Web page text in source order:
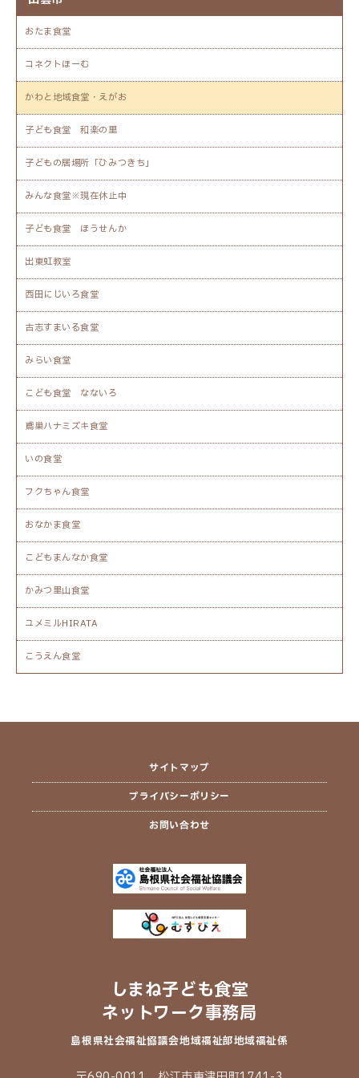
おたま食堂
コネクトほーむ
かわと地域食堂・えがお
子ども食堂 和楽の里
子どもの居場所「ひみつきち」
みんな食堂※現在休止中
子ども食堂 ほうせんか
出東虹教室
西田にじいろ食堂
古志すまいる食堂
みらい食堂
こども食堂 なないろ
鳶巣ハナミズキ食堂
いの食堂
フクちゃん食堂
おなかま食堂
こどもまんなか食堂
かみつ里山食堂
ユメミルHIRATA
こうえん食堂
サイトマップ
プライバシーポリシー
お問い合わせ
しまね子ども食堂
ネットワーク事務局
島根県社会福祉協議会地域福祉部地域福祉係